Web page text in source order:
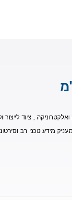
, ציוד
מידע טכני רב